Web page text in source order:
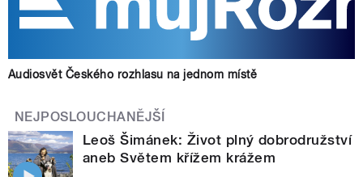
Audiosvět Českého rozhlasu na jednom místě
NEJPOSLOUCHANĚJŠÍ
Leoš Šimánek: Život plný dobrodružství
aneb Světem křížem krážem